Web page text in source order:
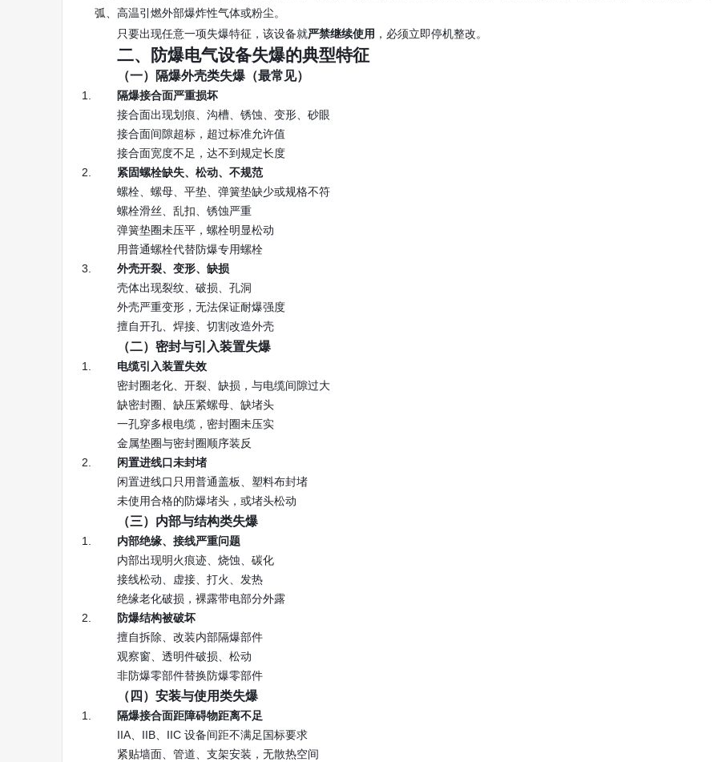
弧、高温引燃外部爆炸性气体或粉尘。
只要出现任意一项失爆特征，该设备就严禁继续使用 ，必须立即停机整改。
二、防爆电气设备失爆的典型特征
（一）隔爆外壳类失爆（最常见）
隔爆接合面严重损坏
接合面出现划痕、沟槽、锈蚀、变形、砂眼
接合面间隙超标，超过标准允许值
接合面宽度不足，达不到规定长度
紧固螺栓缺失、松动、不规范
螺栓、螺母、平垫、弹簧垫缺少或规格不符
螺栓滑丝、乱扣、锈蚀严重
弹簧垫圈未压平，螺栓明显松动
用普通螺栓代替防爆专用螺栓
外壳开裂、变形、缺损
壳体出现裂纹、破损、孔洞
外壳严重变形，无法保证耐爆强度
擅自开孔、焊接、切割改造外壳
（二）密封与引入装置失爆
电缆引入装置失效
密封圈老化、开裂、缺损，与电缆间隙过大
缺密封圈、缺压紧螺母、缺堵头
一孔穿多根电缆，密封圈未压实
金属垫圈与密封圈顺序装反
闲置进线口未封堵
闲置进线口只用普通盖板、塑料布封堵
未使用合格的防爆堵头，或堵头松动
（三）内部与结构类失爆
内部绝缘、接线严重问题
内部出现明火痕迹、烧蚀、碳化
接线松动、虚接、打火、发热
绝缘老化破损，裸露带电部分外露
防爆结构被破坏
擅自拆除、改装内部隔爆部件
观察窗、透明件破损、松动
非防爆零部件替换防爆零部件
（四）安装与使用类失爆
隔爆接合面距障碍物距离不足
IIA、IIB、IIC 设备间距不满足国标要求
紧贴墙面、管道、支架安装，无散热空间